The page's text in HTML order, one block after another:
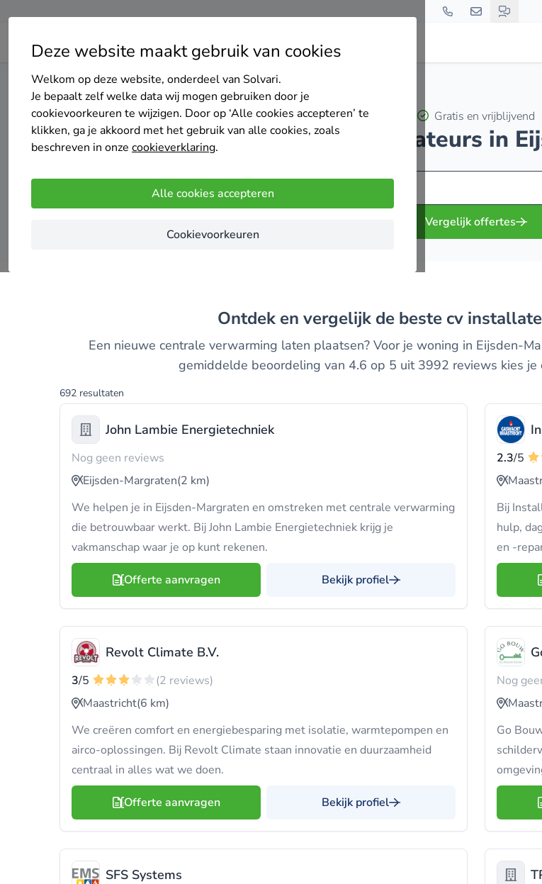
Deze website maakt gebruik van cookies
Welkom op deze website, onderdeel van Solvari.
Je bepaalt zelf welke data wij mogen gebruiken door je
cookievoorkeuren te wijzigen. Door op ‘Alle cookies accepteren’ te
klikken, ga je akkoord met het gebruik van alle cookies, zoals
beschreven in onze cookieverklaring.
Alle cookies accepteren
Cookievoorkeuren
Home Centrale verwarming Limburg Eijsden-Margraten
Gratis en vrijblijvend
Top 20 cv installateurs in
Vergelijk offertes
Ontdek en vergelijk de beste cv
Een nieuwe centrale verwarming laten plaatsen? Voor je woning in Eijsden-
gemiddelde beoordeling van 4.6 op 5 uit 3992 reviews kies
692 resultaten
John Lambie Energietechniek
Nog geen reviews
Eijsden-Margraten(2 km)
We helpen je in Eijsden-Margraten en omstreken met centrale verwarming
die betrouwbaar werkt. Bij John Lambie Energietechniek krijg je
vakmanschap waar je op kunt rekenen.
Offerte aanvragen Bekijk profiel
2.3/5
Bij
hulp,
en -
Revolt Climate B.V.
3/5
(2 reviews)
Maastricht(6 km)
We creëren comfort en energiebesparing met isolatie, warmtepompen en
airco-oplossingen. Bij Revolt Climate staan innovatie en duurzaamheid
centraal in alles wat we doen.
Offerte aanvragen Bekijk profiel
Nog
Go
SFS Systems